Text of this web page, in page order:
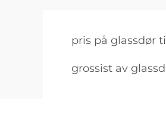
pris på glassdør
grossist av